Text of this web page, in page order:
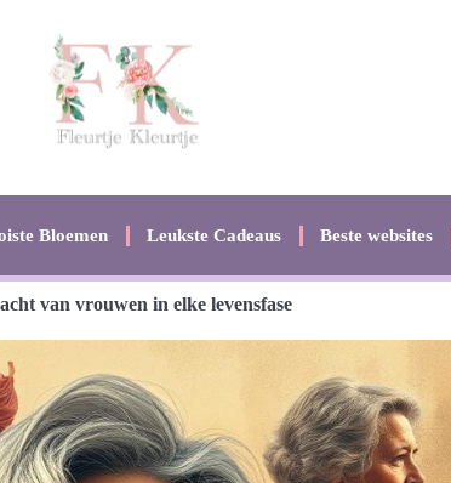
Bloemen Leukste Cadeaus Beste websites
van vrouwen in elke levensfase